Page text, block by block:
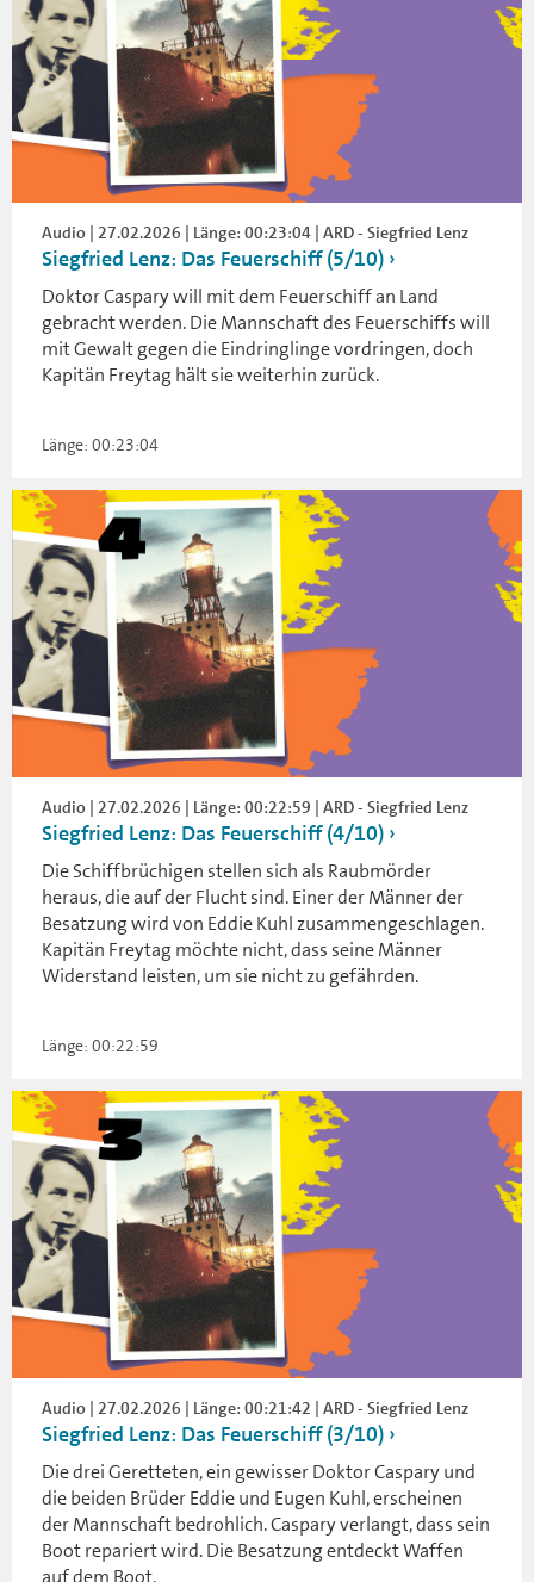
Audio | 27.02.2026 | Länge: 00:23:04 | ARD - Siegfried Lenz
Siegfried Lenz: Das Feuerschiff (5/10)
Doktor Caspary will mit dem Feuerschiff an Land
gebracht werden. Die Mannschaft des Feuerschiffs will
mit Gewalt gegen die Eindringlinge vordringen, doch
Kapitän Freytag hält sie weiterhin zurück.
Länge: 00:23:04
Audio | 27.02.2026 | Länge: 00:22:59 | ARD - Siegfried Lenz
Siegfried Lenz: Das Feuerschiff (4/10)
Die Schiffbrüchigen stellen sich als Raubmörder
heraus, die auf der Flucht sind. Einer der Männer der
Besatzung wird von Eddie Kuhl zusammengeschlagen.
Kapitän Freytag möchte nicht, dass seine Männer
Widerstand leisten, um sie nicht zu gefährden.
Länge: 00:22:59
Audio | 27.02.2026 | Länge: 00:21:42 | ARD - Siegfried Lenz
Siegfried Lenz: Das Feuerschiff (3/10)
Die drei Geretteten, ein gewisser Doktor Caspary und
die beiden Brüder Eddie und Eugen Kuhl, erscheinen
der Mannschaft bedrohlich. Caspary verlangt, dass sein
Boot repariert wird. Die Besatzung entdeckt Waffen
auf dem Boot.